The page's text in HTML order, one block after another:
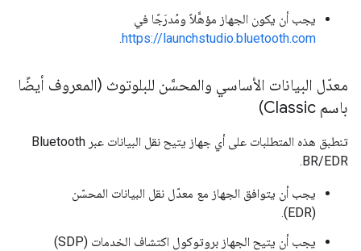
يجب أن يكون الجهاز مؤهَّلاً ومُدرَجًا في
https://launchstudio.bluetooth.com
.
معدّل البيانات الأساسي والمحسَّن للبلوتوث (المعروف أيضًا
باسم Classic)
تنطبق هذه المتطلبات على أي جهاز يتيح نقل البيانات عبر Bluetooth
BR/EDR.
يجب أن يتوافق الجهاز مع معدّل نقل البيانات المحسّن
(EDR).
يجب أن يتيح الجهاز بروتوكول اكتشاف الخدمات (SDP)